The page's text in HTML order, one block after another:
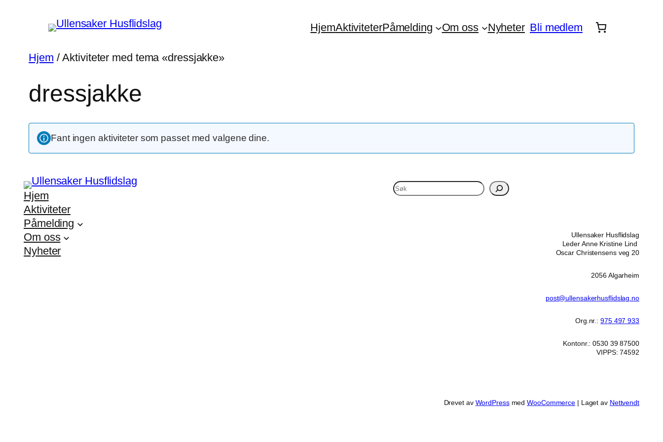
HjemAktiviteterPåmelding Om oss Nyheter Bli medlem
Hjem / Aktiviteter med tema «dressjakke»
dressjakke
Fant ingen aktiviteter som passet med valgene dine.
Hjem
Aktiviteter
Påmelding
Om oss
Nyheter
S
Ullensaker Husflidslag
Leder Anne Kristine Lind
Oscar Christensens veg 20
2056 Algarheim
post@ullensakerhusflidslag.no
Org.nr.:975 497 933
Kontonr.: 0530 39 87500
VIPPS: 74592
Drevet av WordPressmedWooCommerce | Laget av Nettvendt